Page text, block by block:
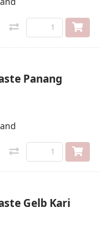
Panang
Gelb Kari